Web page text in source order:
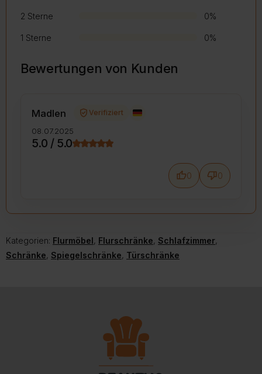
2 Sterne 0%
1 Sterne 0%
Bewertungen von Kunden
Madlen
08.07.2025
verified_user Verifiziert
5.0 / 5.0
thumb_up0 thumb_down0
Kategorien: Flurmöbel, Flurschränke, Schlafzimmer,
Schränke, Spiegelschränke, Türschränke